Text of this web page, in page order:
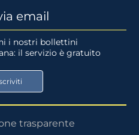
email
i nostri bollettini
il servizio è gratuito
trasparente